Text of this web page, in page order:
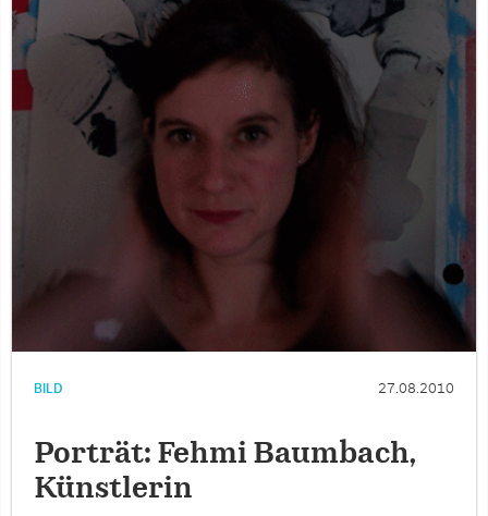
BILD 27.08.2010
Porträt: Fehmi Baumbach,
Künstlerin